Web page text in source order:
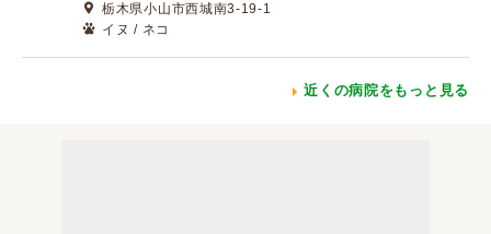
栃木県小山市西城南3-19-1
イヌ / ネコ
近くの病院をもっと見る